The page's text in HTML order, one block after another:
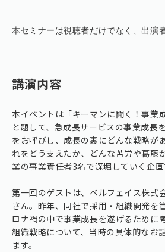
本セミナーは視聴者だけでなく、出演
講演内容
本イベントは「キーマンに聞く！事業
と題して、急成長サービスの事業成長
をお呼びし、成長の裏にどんな戦略が
れをどう支えたか、どんな苦労や葛藤
業の事業責任者3名で深堀していく企画
第一回のゲストは、ベルフェイス株式
さん。昨年、同社で採用・組織開発を
ロナ禍の中で事業成長を遂げるために
組織戦略について、当時の具体的なお
ます。